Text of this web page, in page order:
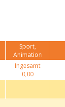
Sport,
Animation
Ingesamt
0,00